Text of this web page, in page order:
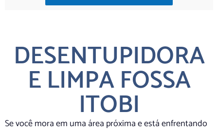
DESENTUPIDORA
E LIMPA FOSSA
ITOBI
Se você mora em uma área próxima e está enfrentando